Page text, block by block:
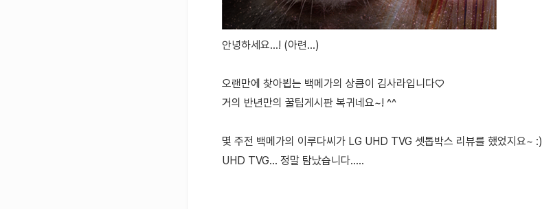
안녕하세요...! (아련...)
오랜만에 찾아뵙는 백메가의 상큼이 김사라입니다♡
거의 반년만의 꿀팁게시판 복귀네요~! ^^
몇 주전 백메가의 이루다씨가 LG UHD TVG 셋톱박스 리뷰를 했었지요~ :)
UHD TVG... 정말 탐났습니다.....